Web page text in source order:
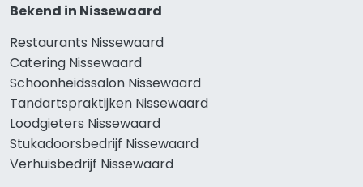
Bekend in Nissewaard
Restaurants Nissewaard
Catering Nissewaard
Schoonheidssalon Nissewaard
Tandartspraktijken Nissewaard
Loodgieters Nissewaard
Stukadoorsbedrijf Nissewaard
Verhuisbedrijf Nissewaard